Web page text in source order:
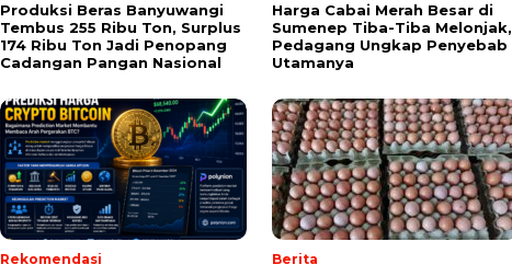
Produksi Beras Banyuwangi
Tembus 255 Ribu Ton, Surplus
174 Ribu Ton Jadi Penopang
Cadangan Pangan Nasional
Harga Cabai Merah Besar di
Sumenep Tiba-Tiba Melonjak,
Pedagang Ungkap Penyebab
Utamanya
Rekomendasi Berita